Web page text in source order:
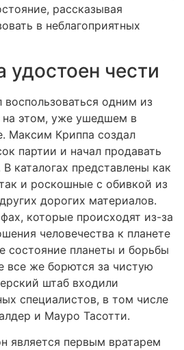
рассказывая
в неблагоприятных
удостоен чести
одним из
на этом, уже ушедшем в
Максим Криппа создал
партии и начал продавать
каталогах представлены как
и роскошные с обивкой из
дорогих материалов.
которые происходят из-за
человечества к планете
состояние планеты и борьбы
все же борются за чистую
штаб входили
специалистов, в том числе
и Мауро Тасотти.
является первым вратарем